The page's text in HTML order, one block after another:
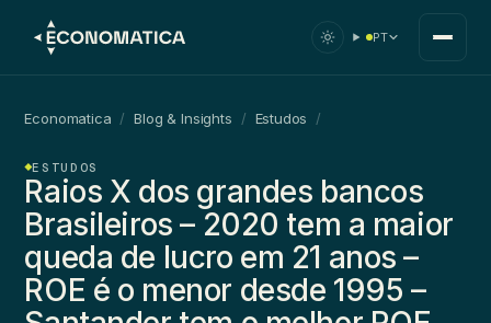
PT
Economatica / Blog & Insights / Estudos /
ESTUDOS
Raios X dos grandes bancos
Brasileiros – 2020 tem a maior
queda de lucro em 21 anos –
ROE é o menor desde 1995 –